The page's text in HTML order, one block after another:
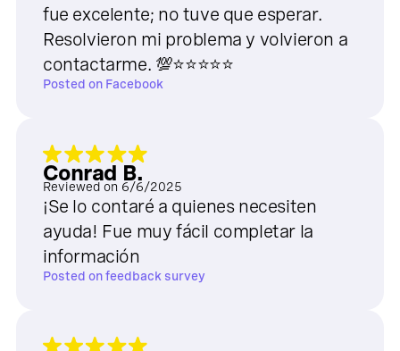
fue excelente; no tuve que esperar.
Resolvieron mi problema y volvieron a
contactarme. 💯⭐⭐⭐⭐⭐
Posted on Facebook
Conrad B.
Reviewed on 6/6/2025
¡Se lo contaré a quienes necesiten
ayuda! Fue muy fácil completar la
información
Posted onfeedback survey